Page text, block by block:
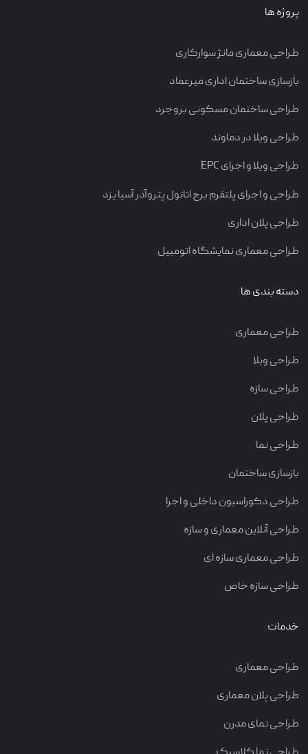
پروژه ها
طراحی معماری مانژ سوارکاری
بازسازی ساختمان اداری میرعماد
طراحی ساختمان مسکونی بروجرد
طراحی ویلا در دماوند
طراحی ویلا و اجرای EPC
طراحی و اجرای پلتفرم برج اتانول پتروآذر آسیا یزد
طراحی پلان اداری
طراحی معماری نمایشگاه اتومبیل
دسته بندی ها
طراحی معماری
طراحی ویلا
طراحی سازه
طراحی پلان
طراحی نما
بازسازی ساختمان
طراحی دکوراسیون داخلی و اجرا
طراحی آنلاین معماری و سازه
طراحی معماری سازه ای
طراحی سازه خاص
خدمات
طراحی معماری
طراحی پلان معماری
طراحی نمای مدرن